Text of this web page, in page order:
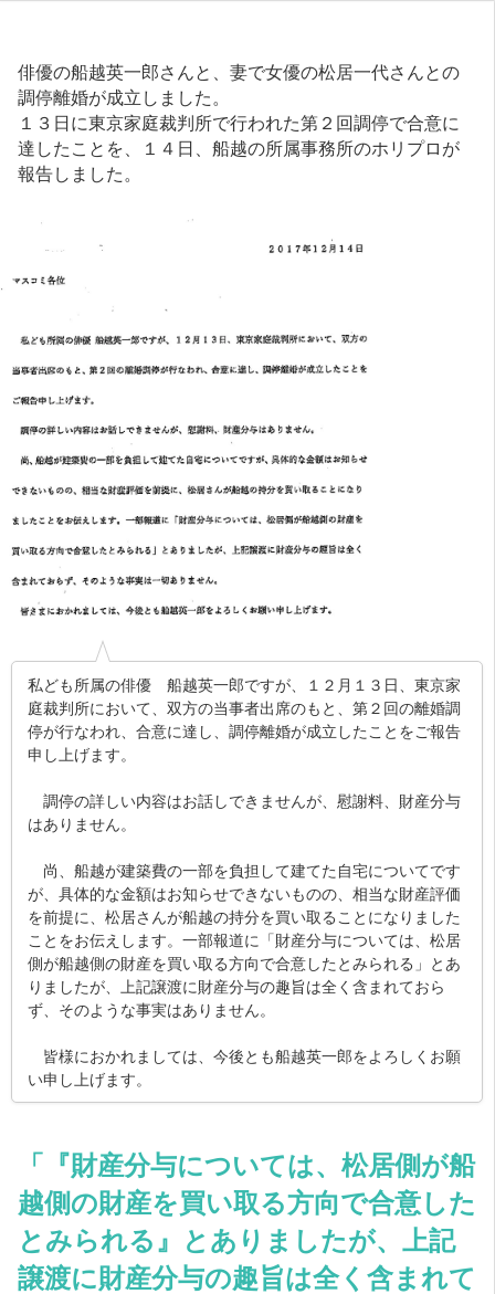
俳優の船越英一郎さんと、妻で女優の松居一代さんとの
調停離婚が成立しました。
１３日に東京家庭裁判所で行われた第２回調停で合意に
達したことを、１４日、船越の所属事務所のホリプロが
報告しました。
私ども所属の俳優 船越英一郎ですが、１２月１３日、東京家
庭裁判所において、双方の当事者出席のもと、第２回の離婚調
停が行なわれ、合意に達し、調停離婚が成立したことをご報告
申し上げます。
調停の詳しい内容はお話しできませんが、慰謝料、財産分与
はありません。
尚、船越が建築費の一部を負担して建てた自宅についてです
が、具体的な金額はお知らせできないものの、相当な財産評価
を前提に、松居さんが船越の持分を買い取ることになりました
ことをお伝えします。一部報道に「財産分与については、松居
側が船越側の財産を買い取る方向で合意したとみられる」とあ
りましたが、上記譲渡に財産分与の趣旨は全く含まれておら
ず、そのような事実はありません。
皆様におかれましては、今後とも船越英一郎をよろしくお願
い申し上げます。
「『財産分与については、松居側が船
越側の財産を買い取る方向で合意した
とみられる』とありましたが、上記
譲渡に財産分与の趣旨は全く含まれて